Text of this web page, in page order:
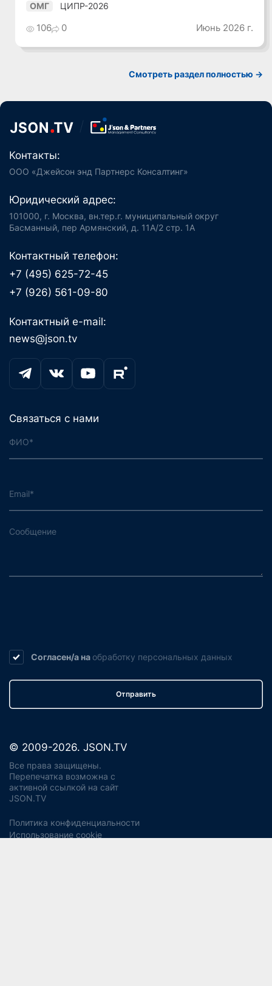
ОМГ ЦИПР-2026
106 0 Июнь 2026 г.
Смотреть раздел полностью ->
Контакты:
ООО «Джейсон энд Партнерс Консалтинг»
Юридический адрес:
101000, г. Москва, вн.тер.г. муниципальный округ
Басманный, пер Армянский, д. 11А/2 стр. 1А
Контактный телефон:
+7 (495) 625-72-45
+7 (926) 561-09-80
Контактный e-mail:
news@json.tv
Связаться с нами
Согласен/а на обработку персональных данных
Отправить
© 2009-2026. JSON.TV
Все права защищены.
Перепечатка возможна с
активной ссылкой на сайт
JSON.TV
Политика конфиденциальности
Использование cookie